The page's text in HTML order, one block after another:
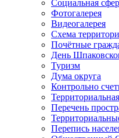
Социальная
Фотогалерея
Видеогалерея
Схема
Почётные
День
Туризм
Дума округа
Контрольно
Перечень
Перепись